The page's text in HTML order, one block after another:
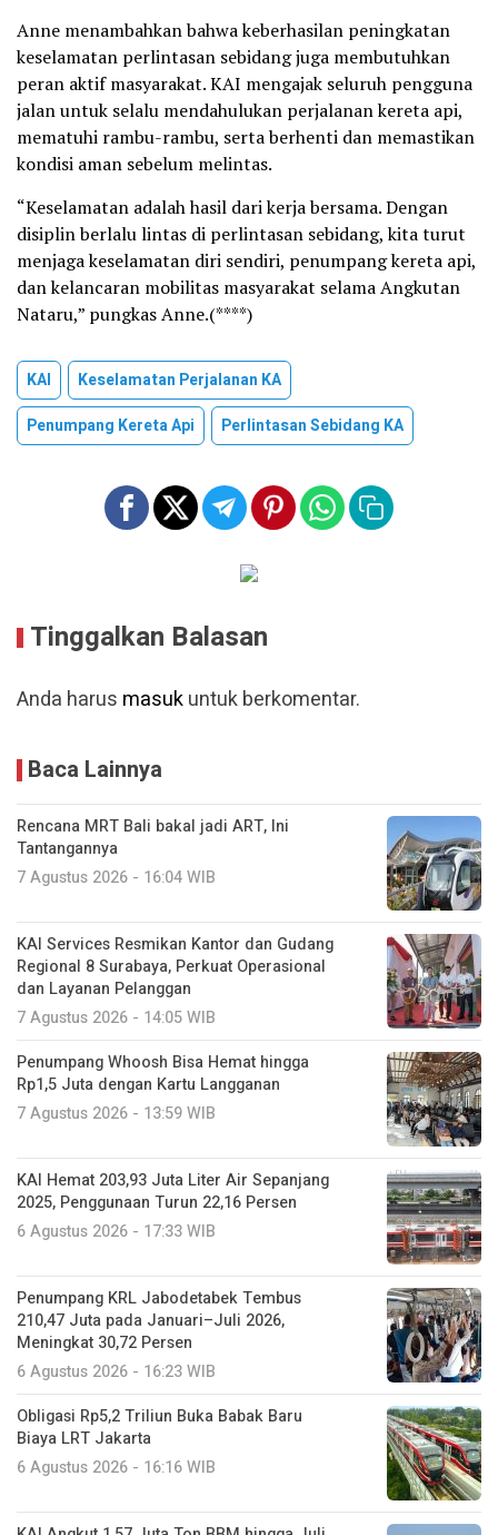
Anne menambahkan bahwa keberhasilan peningkatan
keselamatan perlintasan sebidang juga membutuhkan
peran aktif masyarakat. KAI mengajak seluruh pengguna
jalan untuk selalu mendahulukan perjalanan kereta api,
mematuhi rambu-rambu, serta berhenti dan memastikan
kondisi aman sebelum melintas.
“Keselamatan adalah hasil dari kerja bersama. Dengan
disiplin berlalu lintas di perlintasan sebidang, kita turut
menjaga keselamatan diri sendiri, penumpang kereta api,
dan kelancaran mobilitas masyarakat selama Angkutan
Nataru,” pungkas Anne.(****)
KAI
Keselamatan Perjalanan KA
Penumpang Kereta Api
Perlintasan Sebidang KA
Tinggalkan Balasan
Anda harus masukuntuk berkomentar.
Baca Lainnya
Rencana MRT Bali bakal jadi ART, Ini
Tantangannya
7 Agustus 2026 - 16:04 WIB
KAI Services Resmikan Kantor dan Gudang
Regional 8 Surabaya, Perkuat Operasional
dan Layanan Pelanggan
7 Agustus 2026 - 14:05 WIB
Penumpang Whoosh Bisa Hemat hingga
Rp1,5 Juta dengan Kartu Langganan
7 Agustus 2026 - 13:59 WIB
KAI Hemat 203,93 Juta Liter Air Sepanjang
2025, Penggunaan Turun 22,16 Persen
6 Agustus 2026 - 17:33 WIB
Penumpang KRL Jabodetabek Tembus
210,47 Juta pada Januari–Juli 2026,
Meningkat 30,72 Persen
6 Agustus 2026 - 16:23 WIB
Obligasi Rp5,2 Triliun Buka Babak Baru
Biaya LRT Jakarta
6 Agustus 2026 - 16:16 WIB